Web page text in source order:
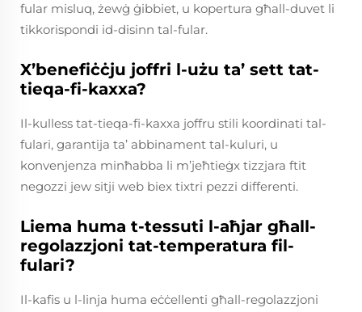
fular misluq, żewġ ġibbiet, u kopertura għall-duvet li
tikkorispondi id-disinn tal-fular.
X’benefiċċju joffri l-użu ta’ sett tat-
tieqa-fi-kaxxa?
Il-kulless tat-tieqa-fi-kaxxa joffru stili koordinati tal-
fulari, garantija ta’ abbinament tal-kuluri, u
konvenjenza minħabba li m’jeħtieġx tizzjara ftit
negozzi jew sitji web biex tixtri pezzi differenti.
Liema huma t-tessuti l-aħjar għall-
regolazzjoni tat-temperatura fil-
fulari?
Il-kafis u l-linja huma eċċellenti għall-regolazzjoni